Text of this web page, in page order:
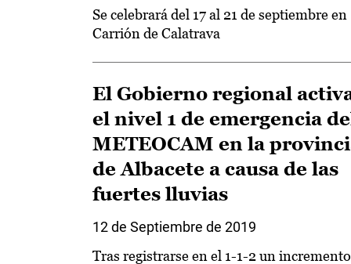
Se celebrará del 17 al 21 de septiembre en
Carrión de Calatrava
El Gobierno regional
el nivel 1 de emergencia
METEOCAM en la
de Albacete a causa de las
fuertes lluvias
12 de Septiembre de 2019
Tras registrarse en el 1-1-2 un incremento